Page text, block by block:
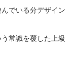
でいる分デザイン
常識を覆した上級